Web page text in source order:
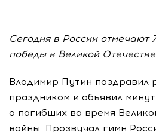
Сегодня в России отмечают
победы в Великой
Владимир Путин поздравил
праздником и объявил
о погибших во время
войны. Прозвучал гимн